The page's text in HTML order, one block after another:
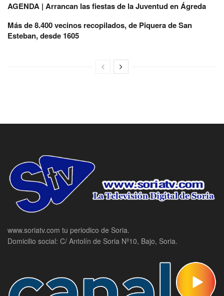
AGENDA | Arrancan las fiestas de la Juventud en Ágreda
Más de 8.400 vecinos recopilados, de Piquera de San
Esteban, desde 1605
www.soriatv.com tu periodico de Soria.
Domicilio social: C/ Antolín de Soria Nº10, Bajo, Soria.